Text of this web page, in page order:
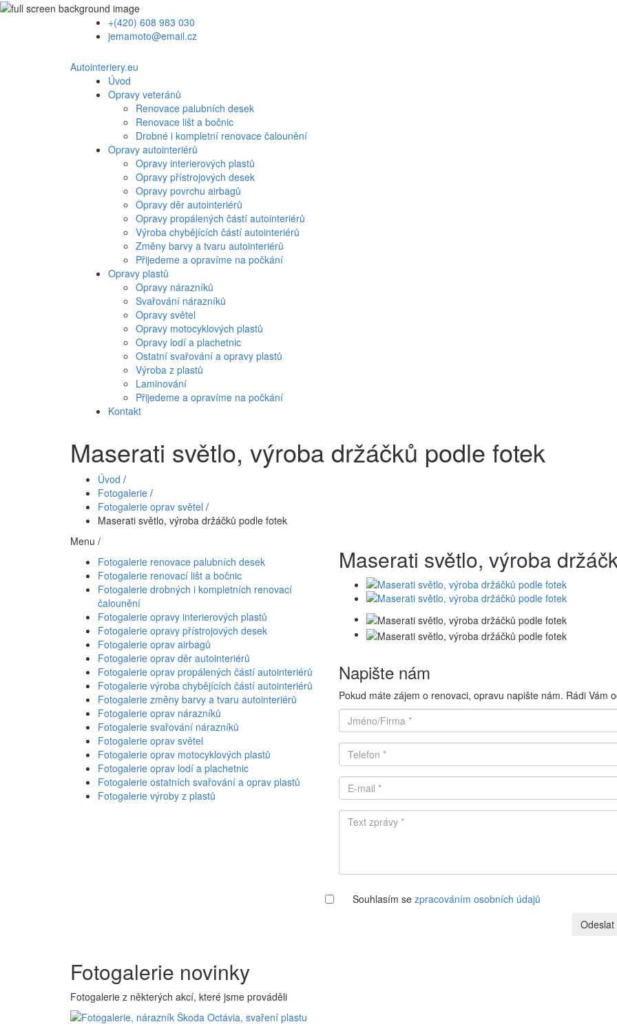
+(420) 608 983 030
jemamoto@email.cz
Autointeriery.eu
Úvod
Opravy veteránů
Renovace palubních desek
Renovace lišt a bočnic
Drobné i kompletní renovace čalounění
Opravy autointeriérů
Opravy interierových plastů
Opravy přístrojových desek
Opravy povrchu airbagů
Opravy děr autointeriérů
Opravy propálených částí autointeriérů
Výroba chybějících částí autointeriérů
Změny barvy a tvaru autointeriérů
Přijedeme a opravíme na počkání
Opravy plastů
Opravy nárazníků
Svařování nárazníků
Opravy světel
Opravy motocyklových plastů
Opravy lodí a plachetnic
Ostatní svařování a opravy plastů
Výroba z plastů
Laminování
Přijedeme a opravíme na počkání
Kontakt
Maserati světlo, výroba držáčků podle fotek
Úvod /
Fotogalerie /
Fotogalerie oprav světel /
Maserati světlo, výroba držáčků podle fotek
Menu /
Fotogalerie renovace palubních desek
Fotogalerie renovací lišt a bočnic
Fotogalerie drobných i kompletních renovací
čalounění
Fotogalerie opravy interierových plastů
Fotogalerie opravy přístrojových desek
Fotogalerie oprav airbagů
Fotogalerie oprav děr autointeriérů
Fotogalerie oprav propálených částí autointeriérů
Fotogalerie výroba chybějících částí autointeriérů
Fotogalerie změny barvy a tvaru autointeriérů
Fotogalerie oprav nárazníků
Fotogalerie svařování nárazníků
Fotogalerie oprav světel
Fotogalerie oprav motocyklových plastů
Fotogalerie oprav lodí a plachetnic
Fotogalerie ostatních svařování a oprav plastů
Fotogalerie výroby z plastů
Maserati světlo, výroba
Napište nám
Pokud máte zájem o renovaci, opravu napište nám. Rádi Vám
Souhlasím se zpracováním osobních údajů
Odeslat
Fotogalerie novinky
Fotogalerie z některých akcí, které jsme prováděli